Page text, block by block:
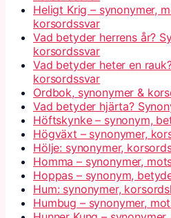
Heligt Krig – synonymer,
korsordssvar
Vad betyder herrens år?
korsordssvar
Vad betyder heter en
korsordssvar
Ordbok, synonymer &
Vad betyder hjärta?
Höftskynke – synonym,
Högväxt – synonymer,
Hölje: synonymer,
Homma – synonymer,
Hoppas – synonym,
Hum: synonymer,
Humbug – synonymer,